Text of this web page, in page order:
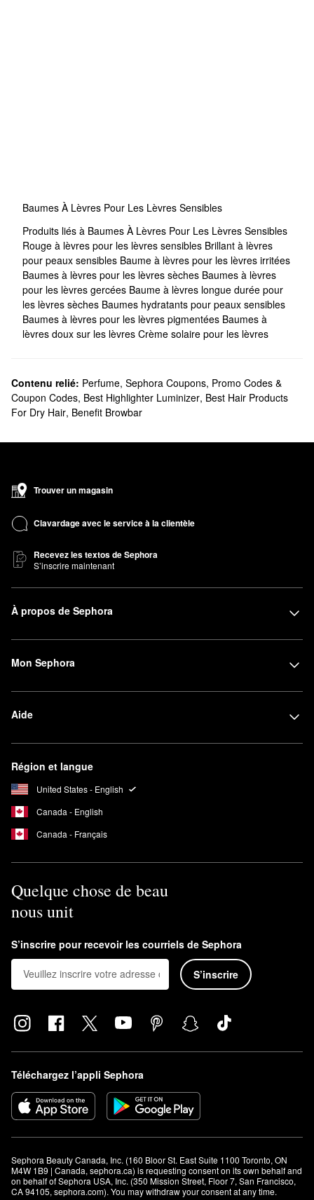
Baumes À Lèvres Pour Les Lèvres Sensibles
Produits liés à Baumes À Lèvres Pour Les Lèvres Sensibles
Rouge à lèvres pour les lèvres sensibles Brillant à lèvres
pour peaux sensibles Baume à lèvres pour les lèvres irritées
Baumes à lèvres pour les lèvres sèches Baumes à lèvres
pour les lèvres gercées Baume à lèvres longue durée pour
les lèvres sèches Baumes hydratants pour peaux sensibles
Baumes à lèvres pour les lèvres pigmentées Baumes à
lèvres doux sur les lèvres Crème solaire pour les lèvres
Contenu relié: Perfume, Sephora Coupons, Promo Codes &
Coupon Codes, Best Highlighter Luminizer, Best Hair Products
For Dry Hair, Benefit Browbar
Trouver un magasin
Clavardage avec le service à la clientèle
Recevez les textos de Sephora
S’inscrire maintenant
À propos de Sephora
Mon Sephora
Aide
Région et langue
United States - English
Canada - English
Canada - Français
Quelque chose de beau
nous unit
S’inscrire pour recevoir les courriels de Sephora
S’inscrire
Téléchargez l’appli Sephora
Sephora Beauty Canada, Inc. (160 Bloor St. East Suite 1100 Toronto, ON
M4W 1B9 | Canada, sephora.ca) is requesting consent on its own behalf and
on behalf of Sephora USA, Inc. (350 Mission Street, Floor 7, San Francisco,
CA 94105, sephora.com). You may withdraw your consent at any time.